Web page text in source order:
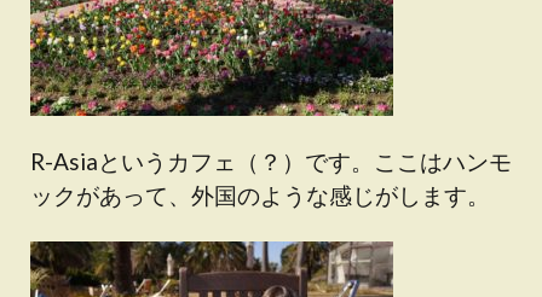
R-Asiaというカフェ（？）です。ここはハンモ
ックがあって、外国のような感じがします。